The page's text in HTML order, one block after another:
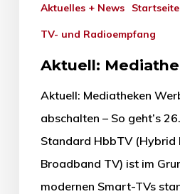
Aktuelles + News Startseite
TV- und Radioempfang
Aktuell:
Aktuell: Mediatheken
abschalten – So geht’s
Standard HbbTV (Hybrid
Broadband TV) ist im
modernen Smart-TVs